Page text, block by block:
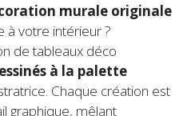
murale originale
à votre intérieur ?
de tableaux déco
à la palette
Chaque création est
graphique, mêlant